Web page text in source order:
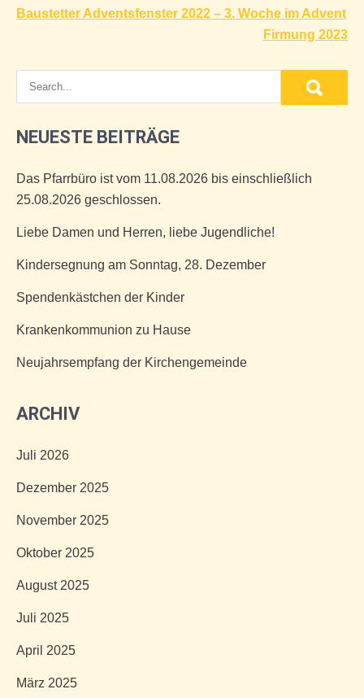
Beitragsnavigation
Baustetter Adventsfenster 2022 – 3. Woche im Advent
Firmung 2023
NEUESTE BEITRÄGE
Das Pfarrbüro ist vom 11.08.2026 bis einschließlich
25.08.2026 geschlossen.
Liebe Damen und Herren, liebe Jugendliche!
Kindersegnung am Sonntag, 28. Dezember
Spendenkästchen der Kinder
Krankenkommunion zu Hause
Neujahrsempfang der Kirchengemeinde
ARCHIV
Juli 2026
Dezember 2025
November 2025
Oktober 2025
August 2025
Juli 2025
April 2025
März 2025